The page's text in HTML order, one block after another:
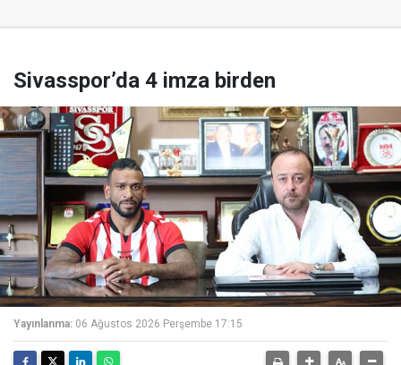
Sivasspor’da 4 imza birden
Yayınlanma: 06 Ağustos 2026 Perşembe 17:15